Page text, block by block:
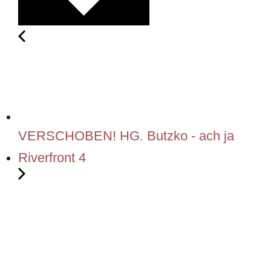
VERSCHOBEN! HG. Butzko - ach ja
Riverfront 4